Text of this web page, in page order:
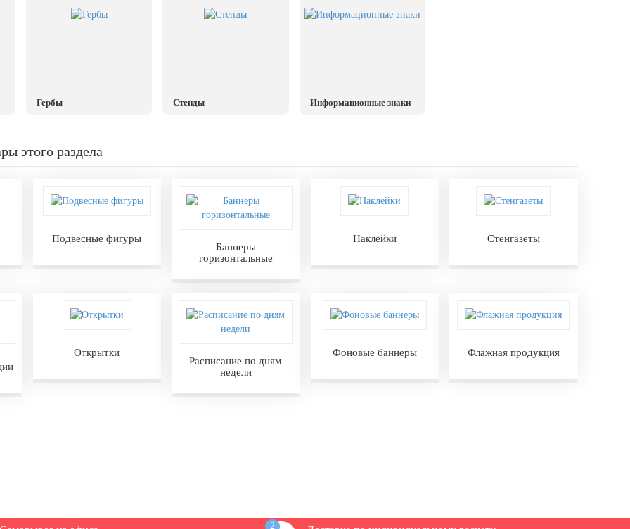
Гербы Стенды Информационные знаки
этого раздела
Подвесные фигуры
Баннеры
горизонтальные
Наклейки Стенгазеты
Открытки
Расписание по дням
недели
Фоновые баннеры Флажная продукция
2